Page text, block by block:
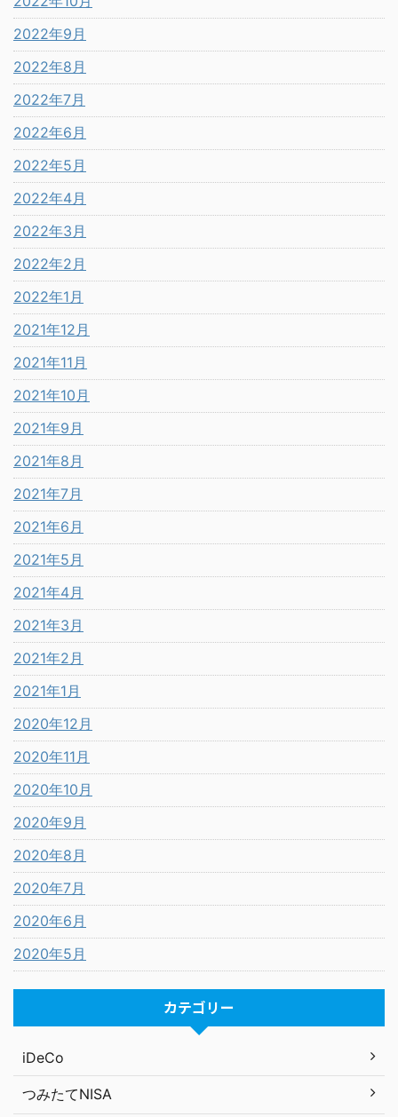
2022年9月
2022年8月
2022年7月
2022年6月
2022年5月
2022年4月
2022年3月
2022年2月
2022年1月
2021年12月
2021年11月
2021年10月
2021年9月
2021年8月
2021年7月
2021年6月
2021年5月
2021年4月
2021年3月
2021年2月
2021年1月
2020年12月
2020年11月
2020年10月
2020年9月
2020年8月
2020年7月
2020年6月
2020年5月
カテゴリー
iDeCo
つみたてNISA